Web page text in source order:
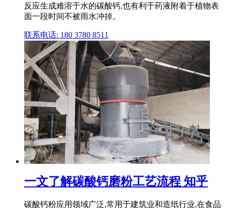
反应生成难溶于水的碳酸钙,也有利于药液附着于植物表
面一段时间不被雨水冲掉。
联系电话: 180 3780 8511
一文了解碳酸钙磨粉工艺流程 知乎
碳酸钙粉应用领域广泛,常用于建筑业和造纸行业,在食品